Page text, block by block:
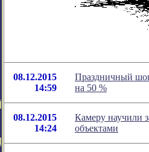
08.12.2015
14:59
Праздничный
на 50 %
08.12.2015
14:24
Камеру научили
объектами